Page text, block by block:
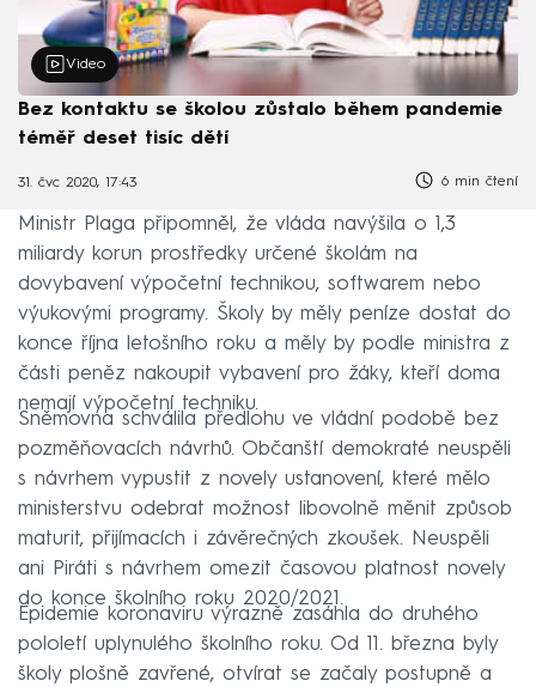
Video
Bez kontaktu se školou zůstalo během pandemie
téměř deset tisíc dětí
31. čvc 2020, 17:43 6 min čtení
Ministr Plaga připomněl, že vláda navýšila o 1,3
miliardy korun prostředky určené školám na
dovybavení výpočetní technikou, softwarem nebo
výukovými programy. Školy by měly peníze dostat do
konce října letošního roku a měly by podle ministra z
části peněz nakoupit vybavení pro žáky, kteří doma
nemají výpočetní techniku.
Sněmovna schválila předlohu ve vládní podobě bez
pozměňovacích návrhů. Občanští demokraté neuspěli
s návrhem vypustit z novely ustanovení, které mělo
ministerstvu odebrat možnost libovolně měnit způsob
maturit, přijímacích i závěrečných zkoušek. Neuspěli
ani Piráti s návrhem omezit časovou platnost novely
do konce školního roku 2020/2021.
Epidemie koronaviru výrazně zasáhla do druhého
pololetí uplynulého školního roku. Od 11. března byly
školy plošně zavřené, otvírat se začaly postupně a